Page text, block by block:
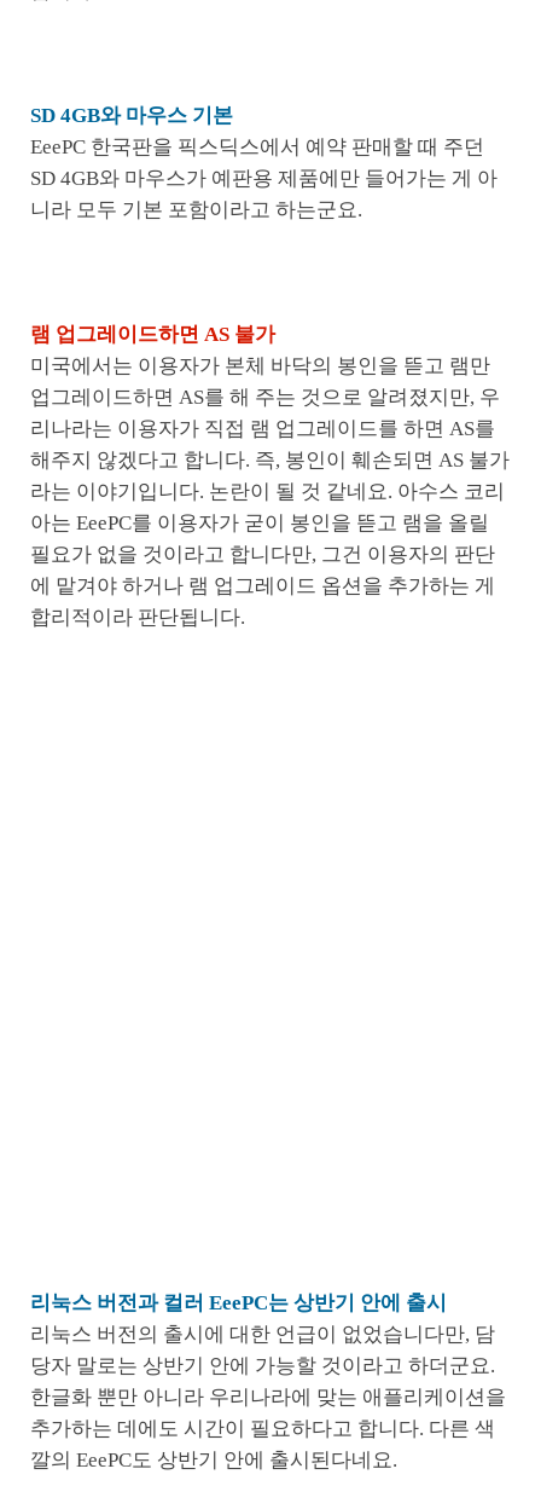
SD 4GB와 마우스 기본
EeePC 한국판을 픽스딕스에서 예약 판매할 때 주던
SD 4GB와 마우스가 예판용 제품에만 들어가는 게 아
니라 모두 기본 포함이라고 하는군요.
램 업그레이드하면 AS 불가
미국에서는 이용자가 본체 바닥의 봉인을 뜯고 램만
업그레이드하면 AS를 해 주는 것으로 알려졌지만, 우
리나라는 이용자가 직접 램 업그레이드를 하면 AS를
해주지 않겠다고 합니다. 즉, 봉인이 훼손되면 AS 불가
라는 이야기입니다. 논란이 될 것 같네요. 아수스 코리
아는 EeePC를 이용자가 굳이 봉인을 뜯고 램을 올릴
필요가 없을 것이라고 합니다만, 그건 이용자의 판단
에 맡겨야 하거나 램 업그레이드 옵션을 추가하는 게
합리적이라 판단됩니다.
리눅스 버전과 컬러 EeePC는 상반기 안에 출시
리눅스 버전의 출시에 대한 언급이 없었습니다만, 담
당자 말로는 상반기 안에 가능할 것이라고 하더군요.
한글화 뿐만 아니라 우리나라에 맞는 애플리케이션을
추가하는 데에도 시간이 필요하다고 합니다. 다른 색
깔의 EeePC도 상반기 안에 출시된다네요.